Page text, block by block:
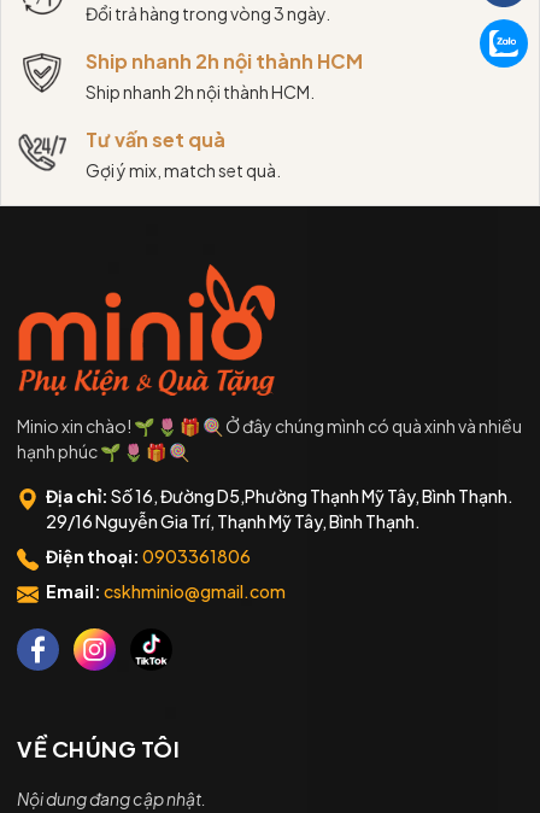
Đổi trả hàng trong vòng 3 ngày.
Ship nhanh 2h nội thành HCM
Ship nhanh 2h nội thành HCM.
Tư vấn set quà
Gợi ý mix, match set quà.
Minio xin chào! 🌱 🌷 🎁 🍭 Ở đây chúng mình có quà xinh và nhiều
hạnh phúc 🌱 🌷 🎁 🍭
Địa chỉ: Số 16, Đường D5,Phường Thạnh Mỹ Tây, Bình Thạnh.
29/16 Nguyễn Gia Trí, Thạnh Mỹ Tây, Bình Thạnh.
Điện thoại: 0903361806
Email: cskhminio@gmail.com
VỀ CHÚNG TÔI
Nội dung đang cập nhật.